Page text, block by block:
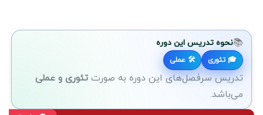
📚نحوه تدریس این دوره
🎓 تئوری 🛠 عملی
تدریس سرفصل‌های این دوره به صورت تئوری و عملی
می‌باشد.